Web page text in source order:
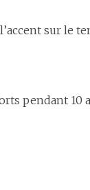
sur le
pendant 10